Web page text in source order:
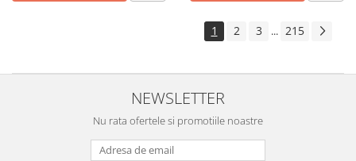
1 2 3 ... 215
NEWSLETTER
Nu rata ofertele si promotiile noastre